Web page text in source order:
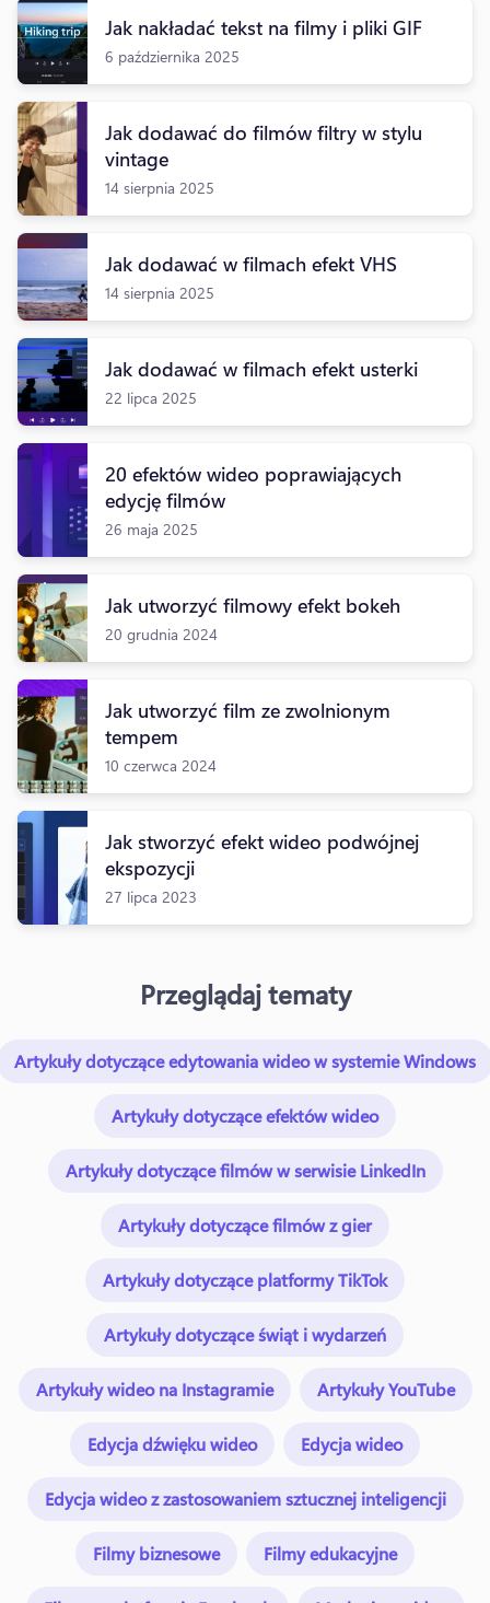
Jak nakładać tekst na filmy i pliki GIF
6 października 2025
Jak dodawać do filmów filtry w stylu
vintage
14 sierpnia 2025
Jak dodawać w filmach efekt VHS
14 sierpnia 2025
Jak dodawać w filmach efekt usterki
22 lipca 2025
20 efektów wideo poprawiających
edycję filmów
26 maja 2025
Jak utworzyć filmowy efekt bokeh
20 grudnia 2024
Jak utworzyć film ze zwolnionym
tempem
10 czerwca 2024
Jak stworzyć efekt wideo podwójnej
ekspozycji
27 lipca 2023
Przeglądaj tematy
Artykuły dotyczące edytowania wideo w systemie Windows
Artykuły dotyczące efektów wideo
Artykuły dotyczące filmów w serwisie LinkedIn
Artykuły dotyczące filmów z gier
Artykuły dotyczące platformy TikTok
Artykuły dotyczące świąt i wydarzeń
Artykuły wideo na Instagramie Artykuły YouTube
Edycja dźwięku wideo Edycja wideo
Edycja wideo z zastosowaniem sztucznej inteligencji
Filmy biznesowe Filmy edukacyjne